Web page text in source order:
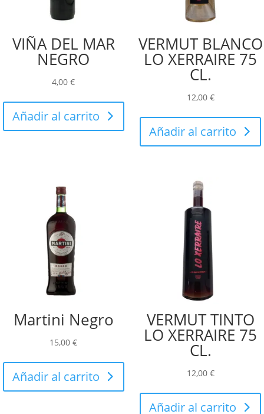
VIÑA DEL MAR
NEGRO
4,00€
Añadir al carrito
VERMUT BLANCO
LO XERRAIRE 75
CL.
12,00 €
Añadir al carrito
Martini Negro
15,00€
Añadir al carrito
VERMUT TINTO
LO XERRAIRE 75
CL.
12,00 €
Añadir al carrito